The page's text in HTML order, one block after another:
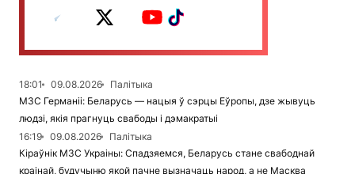
18:01 09.08.2026
Палітыка
МЗС Германіі: Беларусь — нацыя ў сэрцы Еўропы, дзе жывуць
людзі, якія прагнуць свабоды і дэмакратыі
16:19
09.08.2026
Палітыка
Кіраўнік МЗС Украіны: Спадзяемся, Беларусь стане свабоднай
краінай, будучыню якой пачне вызначаць народ, а не Масква